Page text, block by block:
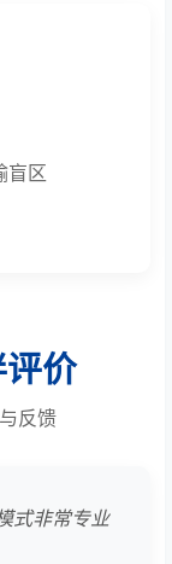
盲区
价
反馈
式非常专业